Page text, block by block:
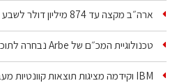
ארה״ב מקצה עד 874 מיליון דולר לשבע טכנולוגיות שבבים…
טכנולוגיית המכ״ם של Arbe נבחרה לתוכניות אזרחיות וביטחוניות
IBM וקידמה מציגות תוצאות קוונטיות מעבר ליכולת…